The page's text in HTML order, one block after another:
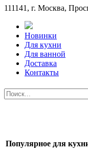
111141, г. Москва,
Новинки
Для кухни
Для ванной
Доставка
Контакты
Популярное для